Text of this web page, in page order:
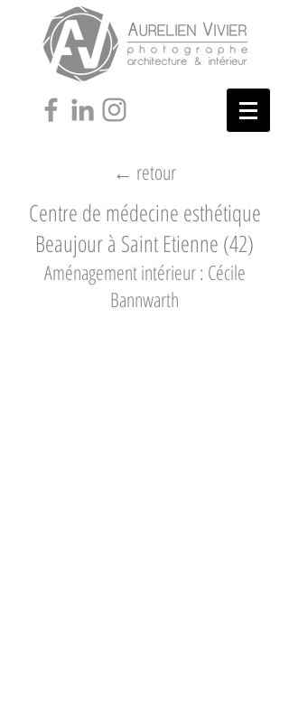
← retour
Centre de médecine esthétique
Beaujour à Saint Etienne (42)
Aménagement intérieur : Cécile
Bannwarth